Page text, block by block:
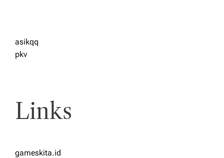
asikqq
pkv
Links
gameskita.id